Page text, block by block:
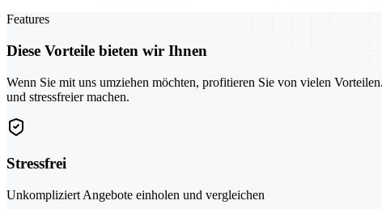
Features
Diese Vorteile bieten wir Ihnen
Wenn Sie mit uns umziehen möchten, profitieren Sie von vielen
und stressfreier machen.
Stressfrei
Unkompliziert Angebote einholen und vergleichen